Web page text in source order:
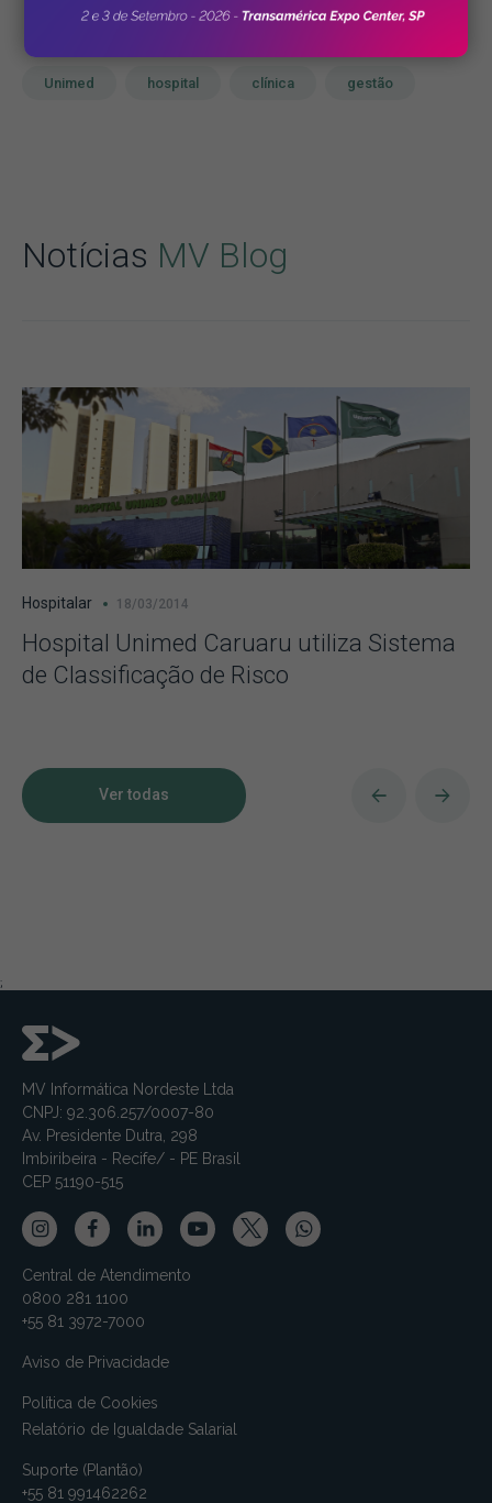
Unimed hospital clínica gestão
Notícias MV Blog
Hospitalar 18/03/2014
Hospital Unimed Caruaru utiliza Sistema
de Classificação de Risco
Ver todas
;
MV Informática Nordeste Ltda
CNPJ: 92.306.257/0007-80
Av. Presidente Dutra, 298
Imbiribeira - Recife/ - PE Brasil
CEP 51190-515
Central de Atendimento
0800 281 1100
+55 81 3972-7000
Aviso de Privacidade
Política de Cookies
Relatório de Igualdade Salarial
Suporte (Plantão)
+55 81 991462262